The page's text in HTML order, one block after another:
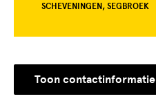
SCHEVENINGEN, SEGBROEK
Toon contactinformatie